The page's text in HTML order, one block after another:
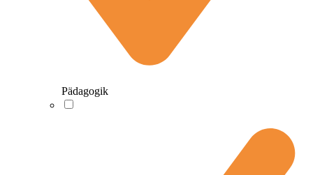
Pädagogik